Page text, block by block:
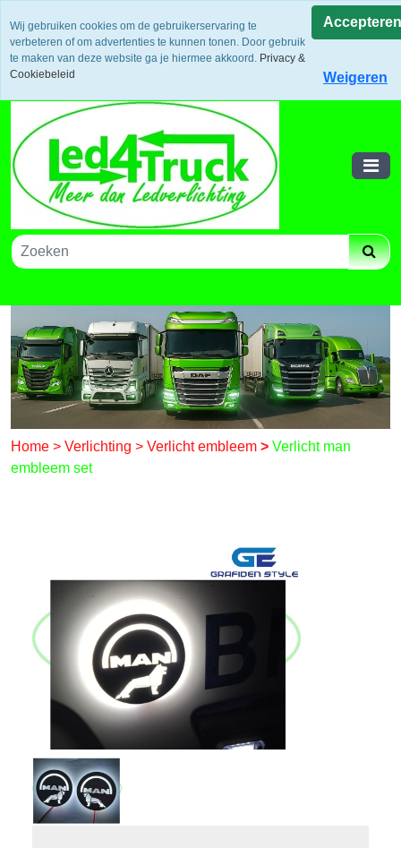
Uw voordeel: Gratis verzending vanaf €300,- in europa / 14
dagen bedenktijd en retouneren / Veilige betalingen /
Bestelling volgen via track and trace
Winkelwagen
Home > Verlichting > Verlicht embleem > Verlicht man
embleem set
Wij gebruiken cookies om de gebruikerservaring te
verbeteren of om advertenties te kunnen tonen. Door gebruik
te maken van deze website ga je hiermee akkoord. Privacy &
Cookiebeleid
Accepteren
Weigeren